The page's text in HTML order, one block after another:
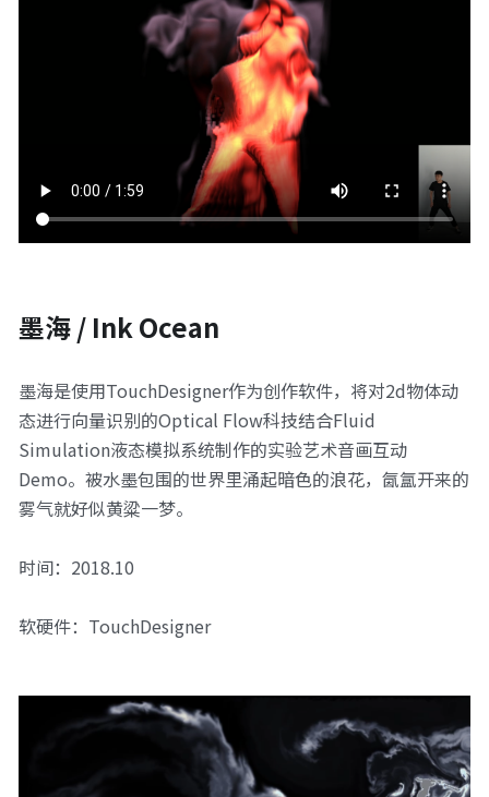
墨海 / Ink Ocean
墨海是使用TouchDesigner作为创作软件，将对2d物体动
态进行向量识别的Optical Flow科技结合Fluid
Simulation液态模拟系统制作的实验艺术音画互动
Demo。被水墨包围的世界里涌起暗色的浪花，氤氲开来的
雾气就好似黄粱一梦。
时间：2018.10
软硬件：TouchDesigner